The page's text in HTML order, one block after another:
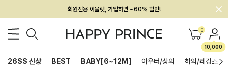
회원전용 아울렛, 가입하면 ~60% 할인!
멤버십 최대 28,000원 혜택 0
10,000
26SS 신상 BEST BABY[6~12M] 아우터/상의 하의/레깅스